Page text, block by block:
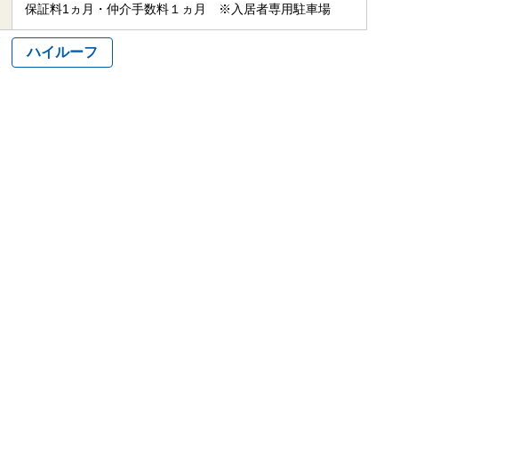
保証料1ヵ月・仲介手数料１ヵ月 ※入居者専用駐車場
ハイルーフ